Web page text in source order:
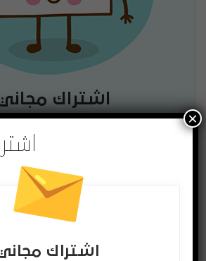
اشتراك مجاني
الالكتروني
يمكنك الغاء الاشتراك ساعة ما
اشتراك مجاني
×